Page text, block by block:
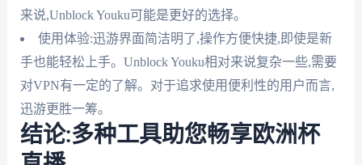
来说,Unblock Youku可能是更好的选择。
使用体验:迅游界面简洁明了,操作方便快捷,即使是新
手也能轻松上手。Unblock Youku相对来说复杂一些,需要
对VPN有一定的了解。对于追求使用便利性的用户而言,
迅游更胜一筹。
结论:多种工具助您畅享欧洲杯